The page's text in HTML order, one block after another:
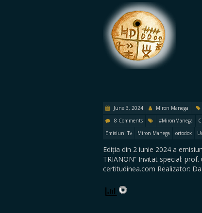
June 3, 2024 Miron Manega
8 Comments
#MironManega
Emisiuni Tv
Miron Manega ortodox
Ediția din 2 iunie 2024 a
TRIANON” Invitat special:
certitudinea.com Realizator: